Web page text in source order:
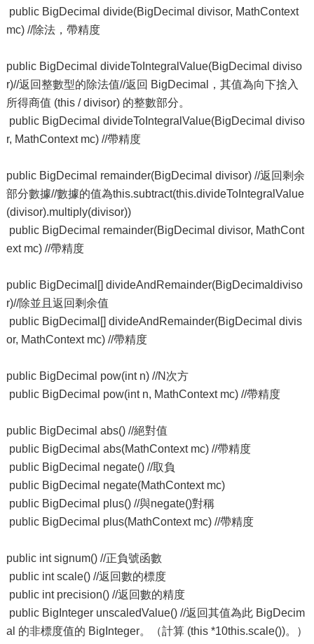
public BigDecimal divide(BigDecimal divisor, MathContext
mc) //除法，帶精度
public BigDecimal divideToIntegralValue(BigDecimal diviso
r)//返回整數型的除法值//返回 BigDecimal，其值為向下捨入
所得商值 (this / divisor) 的整數部分。
public BigDecimal divideToIntegralValue(BigDecimal diviso
r, MathContext mc) //帶精度
public BigDecimal remainder(BigDecimal divisor) //返回剩余
部分數據//數據的值為this.subtract(this.divideToIntegralValue
(divisor).multiply(divisor))
public BigDecimal remainder(BigDecimal divisor, MathCont
ext mc) //帶精度
public BigDecimal[] divideAndRemainder(BigDecimaldiviso
r)//除並且返回剩余值
public BigDecimal[] divideAndRemainder(BigDecimal divis
or, MathContext mc) //帶精度
public BigDecimal pow(int n) //N次方
public BigDecimal pow(int n, MathContext mc) //帶精度
public BigDecimal abs() //絕對值
public BigDecimal abs(MathContext mc) //帶精度
public BigDecimal negate() //取負
public BigDecimal negate(MathContext mc)
public BigDecimal plus() //與negate()對稱
public BigDecimal plus(MathContext mc) //帶精度
public int signum() //正負號函數
public int scale() //返回數的標度
public int precision() //返回數的精度
public BigInteger unscaledValue() //返回其值為此 BigDecim
al 的非標度值的 BigInteger。（計算 (this *10this.scale())。）